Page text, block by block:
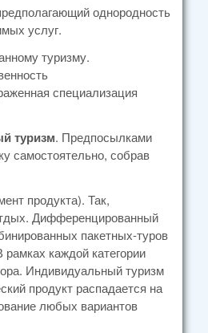
однородность
услуг.
туризму.
специализация
туризм. Предпосылками
самостоятельно, собрав
продукта). Так,
Дифференцированный
пакетных-туров
каждой категории
Индивидуальный туризм
продукт распадается на
любых вариантов